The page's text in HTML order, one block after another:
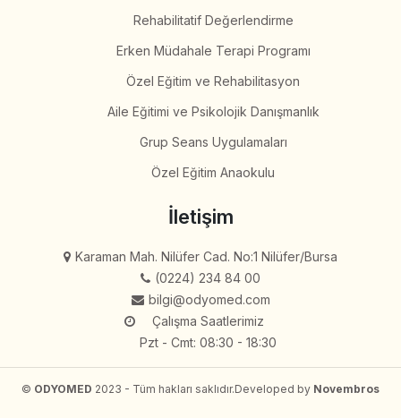
Rehabilitatif Değerlendirme
Erken Müdahale Terapi Programı
Özel Eğitim ve Rehabilitasyon
Aile Eğitimi ve Psikolojik Danışmanlık
Grup Seans Uygulamaları
Özel Eğitim Anaokulu
İletişim
Karaman Mah. Nilüfer Cad. No:1 Nilüfer/Bursa
(0224) 234 84 00
bilgi@odyomed.com
Çalışma Saatlerimiz
Pzt - Cmt: 08:30 - 18:30
© ODYOMED 2023 - Tüm hakları saklıdır.Developed by Novembros